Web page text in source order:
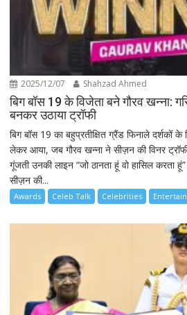
2025/12/07 Shahzad Ahmed
बिग बॉस 19 के विजेता बने गौरव खन्ना:
बनकर उठाया ट्रॉफी
बिग बॉस 19 का बहुप्रतीक्षित ग्रैंड फिनाले दर्शकों
लेकर आया, जब गौरव खन्ना ने सीज़न की विनर
गूंजती उनकी लाइन “जो ठानता हूं वो हासिल करता
सीज़न की...
Awards Celeb Talk Celebrities